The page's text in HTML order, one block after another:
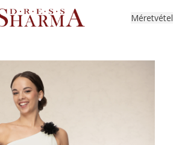
Méretvétel